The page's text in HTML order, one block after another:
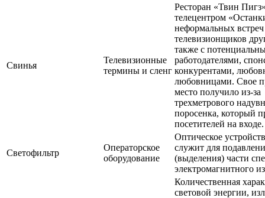
Свинья
Телевизионные
термины и сленг
Ресторан «Твин
телецентром
неформальных встреч
телевизионщиков
также с
работодателями,
конкурентами,
любовницами. Свое
место получило из-за
трехметрового
поросенка, который
посетителей на входе.
Светофильтр
Операторское
оборудование
Оптическое
служит для
(выделения) части
электромагнитного
Количественная
световой энергии,